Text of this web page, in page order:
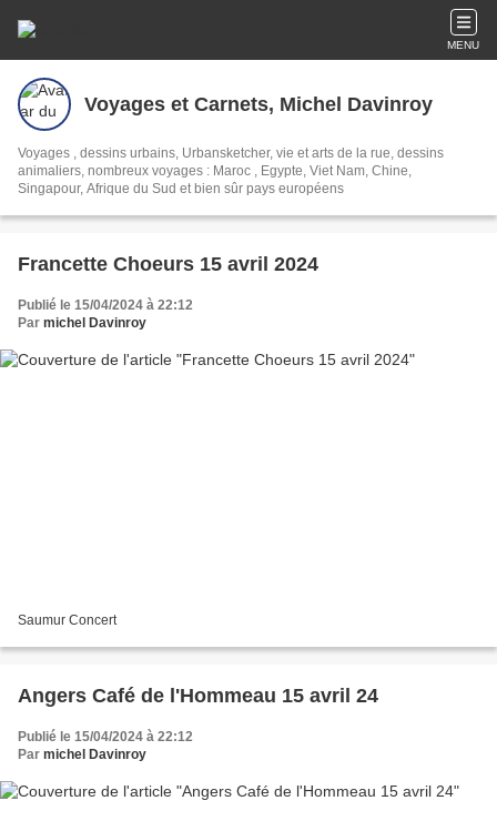
MENU
Voyages et Carnets, Michel Davinroy
Voyages , dessins urbains, Urbansketcher, vie et arts de la rue, dessins
animaliers, nombreux voyages : Maroc , Egypte, Viet Nam, Chine,
Singapour, Afrique du Sud et bien sûr pays européens
Francette Choeurs 15 avril 2024
Publié le 15/04/2024 à 22:12
Par michel Davinroy
Saumur Concert
Angers Café de l'Hommeau 15 avril 24
Publié le 15/04/2024 à 22:12
Par michel Davinroy